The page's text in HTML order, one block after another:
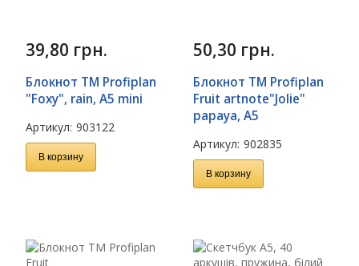
39,80 грн.
Блокнот TM Profiplan
"Foxy", rain, A5 mini
Артикул: 903122
В корзину
50,30 грн.
Блокнот TM Profiplan
Fruit artnote"Jolie"
papaya, A5
Артикул: 902835
В корзину